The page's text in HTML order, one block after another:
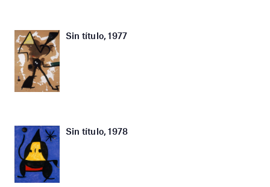
Sin título, 1977
Sin título, 1978